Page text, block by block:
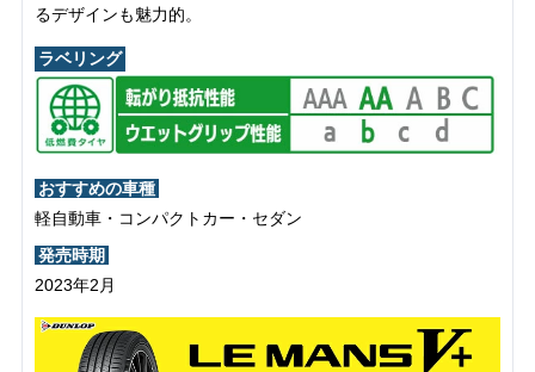
るデザインも魅力的。
ラベリング
おすすめの車種
軽自動車・コンパクトカー・セダン
発売時期
2023年2月